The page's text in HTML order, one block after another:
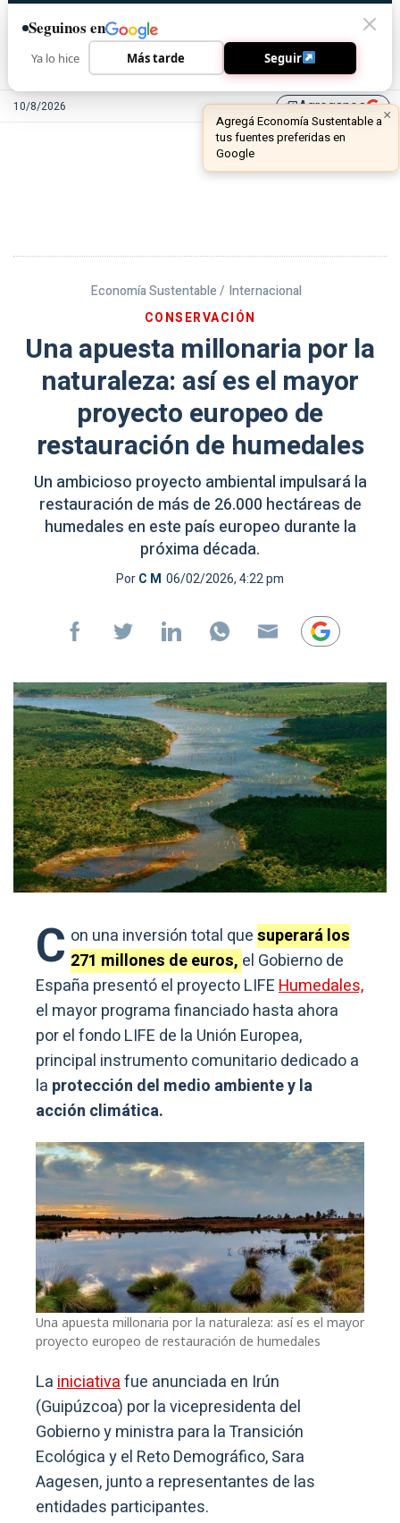
10/8/2026 library_addAgreganos
Economía Sustentable / Internacional
CONSERVACIÓN
Una apuesta millonaria por la
naturaleza: así es el mayor
proyecto europeo de
restauración de humedales
Un ambicioso proyecto ambiental impulsará la
restauración de más de 26.000 hectáreas de
humedales en este país europeo durante la
próxima década.
PorC M 06/02/2026, 4:22 pm
C on una inversión total quesuperará los
271 millones de euros, el Gobierno de
España presentó el proyecto LIFEHumedales,
el mayor programa financiado hasta ahora
por el fondo LIFE de la Unión Europea,
principal instrumento comunitario dedicado a
la protección del medio ambiente y la
acción climática.
Una apuesta millonaria por la naturaleza: así es el mayor
proyecto europeo de restauración de humedales
Lainiciativafue anunciada en Irún
(Guipúzcoa) por la vicepresidenta del
Gobierno y ministra para la Transición
Ecológica y el Reto Demográfico, Sara
Aagesen, junto a representantes de las
entidades participantes.
Seguinos en
Ya lo hice Más tarde Seguir